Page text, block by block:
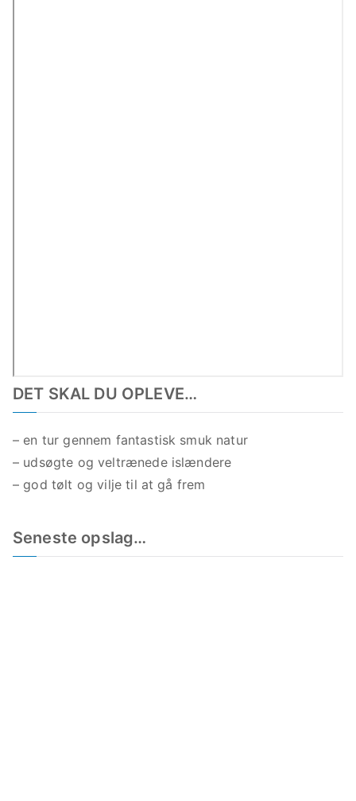
DET SKAL DU OPLEVE…
– en tur gennem fantastisk smuk natur
– udsøgte og veltrænede islændere
– god tølt og vilje til at gå frem
Seneste opslag…